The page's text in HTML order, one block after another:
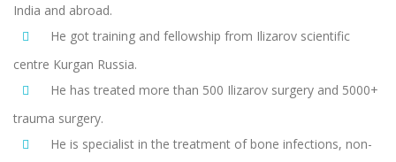
India and abroad.
He got training and fellowship from Ilizarov scientific
centre Kurgan Russia.
He has treated more than 500 Ilizarov surgery and 5000+
trauma surgery.
He is specialist in the treatment of bone infections, non-